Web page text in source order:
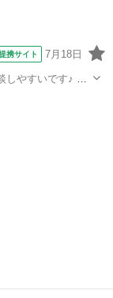
携サイト 7月18日
やすいです♪ 詳